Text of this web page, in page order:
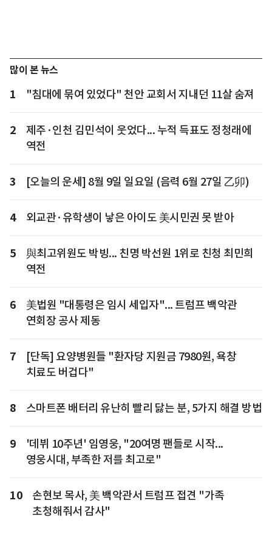
많이 본 뉴스
1 "침대에 묶여 있었다" 천안 교회서 지내던 11살 숨져
2
제주·인천 김민석이 웃었다... 누적 득표도 정청래에
역전
3 [오늘의 운세] 8월 9일 일요일 (음력 6월 27일 乙卯)
4 외교관·유학생이 낳은 아이도 美시민권 못 받아
5
與최고위원도 박빙... 친명 박선원 1위로 친청 최민희
역전
6
美법원 "대통령은 임시 세입자"... 트럼프 백악관
연회장 공사 제동
7
[단독] 요양병원들 "환자당 지원금 7980원, 욕창
치료도 버겁다"
8 스마트폰 배터리 유난히 빨리 닳는 분, 5가지 해결 방법
9
'데뷔 10주년' 임영웅, "20여명 팬들로 시작...
영웅시대, 부족한 저를 최고로"
10
손현보 목사, 美 백악관서 트럼프 접견 "가족
초청해줘서 감사"